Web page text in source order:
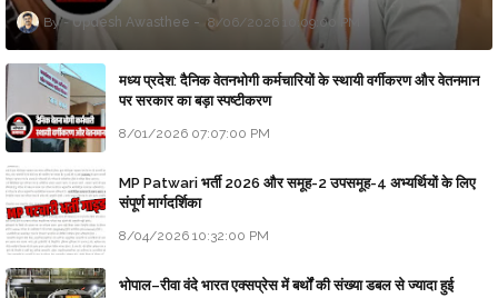
Updesh Awasthee 8/06/2026 10:09:00 PM
मध्य प्रदेश: दैनिक वेतनभोगी कर्मचारियों के स्थायी वर्गीकरण और वेतनमान
पर सरकार का बड़ा स्पष्टीकरण
8/01/2026 07:07:00 PM
MP Patwari भर्ती 2026 और समूह-2 उपसमूह-4 अभ्यर्थियों के लिए
संपूर्ण मार्गदर्शिका
8/04/2026 10:32:00 PM
भोपाल–रीवा वंदे भारत एक्सप्रेस में बर्थों की संख्या डबल से ज्यादा हुई